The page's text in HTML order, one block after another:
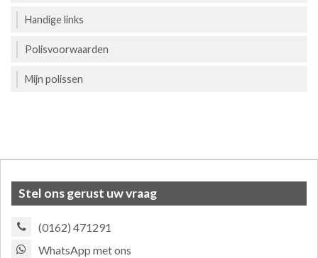
Handige links
Polisvoorwaarden
Mijn polissen
Stel ons gerust uw vraag
(0162) 471291
WhatsApp met ons